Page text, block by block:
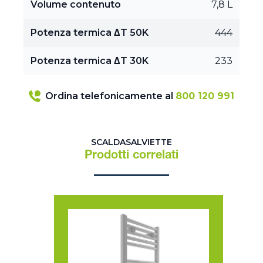
Volume contenuto 7,8 L
Potenza termica ΔT 50K 444
Potenza termica ΔT 30K 233
Ordina telefonicamente al 800 120 991
SCALDASALVIETTE
Prodotti correlati